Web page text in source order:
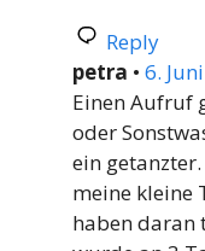
Reply
petra • 6.
Einen Aufruf
oder
ein getanzter.
meine kleine
haben daran